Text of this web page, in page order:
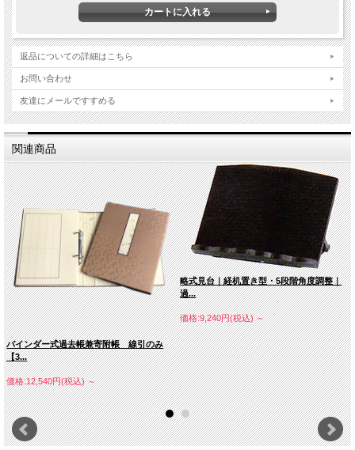
返品についての詳細はこちら
お問い合わせ
友達にメールですすめる
関連商品
バインダー式過去帳兼寄附帳 線引のみ
【3...
価格:12,540円(税込)～
略式見台｜経机置き型・5段階角度調整｜
過...
価格:9,240円(税込)～